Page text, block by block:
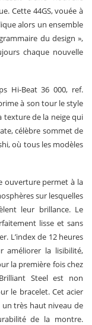
Cette 44GS, vouée à
alors un ensemble
du design »,
chaque nouvelle
Hi-Beat 36 000, ref.
à son tour le style
texture de la neige qui
célèbre sommet de
où tous les modèles
ouverture permet à la
sur lesquelles
leur brillance. Le
lisse et sans
L’index de 12 heures
améliorer la lisibilité,
la première fois chez
Steel est non
le bracelet. Cet acier
très haut niveau de
de la montre.